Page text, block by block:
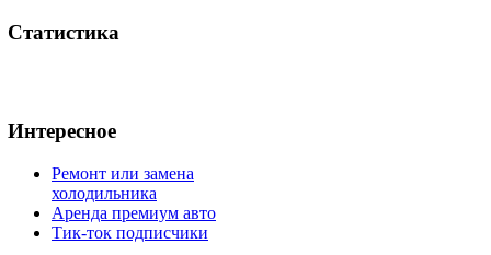
Статистика
Интересное
Ремонт или замена
холодильника
Аренда премиум авто
Тик-ток подписчики